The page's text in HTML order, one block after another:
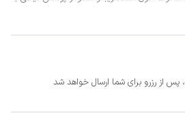
از رزرو برای شما ارسال خواهد شد